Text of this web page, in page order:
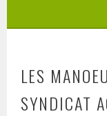
LES
SYNDICAT